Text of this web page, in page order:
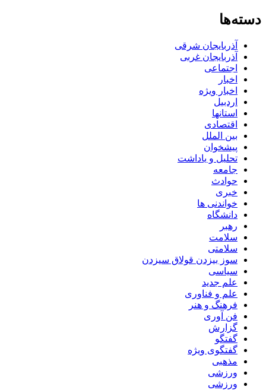
دسته‌ها
آذربایجان شرقی
آذربایجان غربی
اجتماعی
اخبار
اخبار ویژه
اردبیل
استانها
اقتصادی
بین الملل
پیشخوان
تحلیل و یاداشت
جامعه
حوادث
خبری
خواندنی ها
دانشگاه
رهبر
سلامت
سلامتی
سوز بیزدن قولاق سیزدن
سیاسی
علم جدید
علم و فناوری
فرهنگ و هنر
فن آوری
گزارش
گفتگو
گفتگوی ویژه
مذهبی
ورزشی
ورزشی